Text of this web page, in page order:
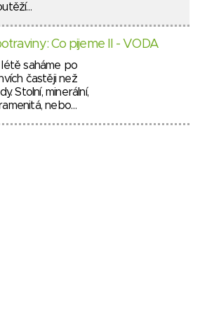
Co pijeme II - VODA
létě saháme po
častěji než
Stolní, minerální,
nebo…